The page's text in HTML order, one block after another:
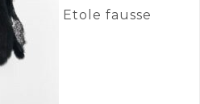
Etole fausse